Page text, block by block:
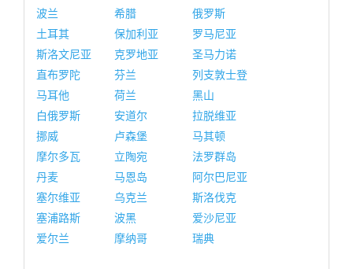
波兰
希腊
俄罗斯
土耳其
保加利亚
罗马尼亚
斯洛文尼亚
克罗地亚
圣马力诺
直布罗陀
芬兰
列支敦士登
马耳他
荷兰
黑山
白俄罗斯
安道尔
拉脱维亚
挪威
卢森堡
马其顿
摩尔多瓦
立陶宛
法罗群岛
丹麦
马恩岛
阿尔巴尼亚
塞尔维亚
乌克兰
斯洛伐克
塞浦路斯
波黑
爱沙尼亚
爱尔兰
摩纳哥 瑞典